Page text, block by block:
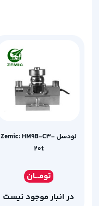
لودسل Zemic: HM9B-C3-
20t
تومـــان
در انبار موجود نیست